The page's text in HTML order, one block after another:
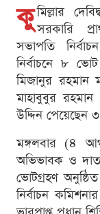
কু মিল্লার
সরকারি
সভাপতি
নির্বাচনে ৮
মিজানুর রহমান
মাহাবুবুর
উদ্দিন পেয়েছেন
মঙ্গলবার (৪
অভিভাবক ও
ভোটগ্রহণ
নির্বাচন